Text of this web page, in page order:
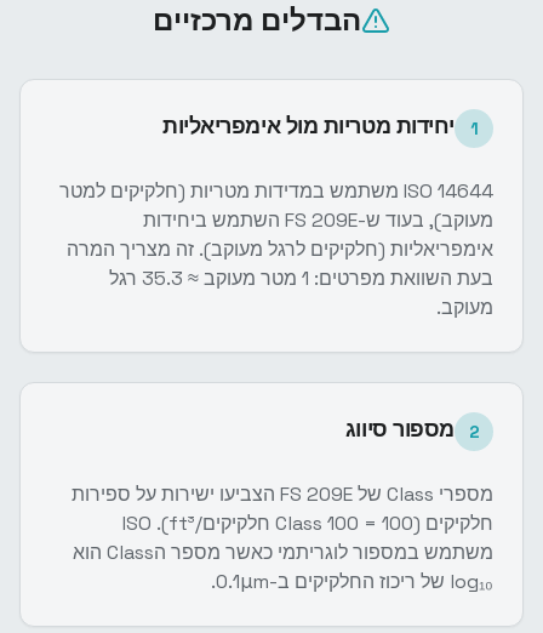
הבדלים מרכזיים
1 יחידות מטריות מול אימפריאליות
ISO 14644 משתמש במדידות מטריות (חלקיקים למטר
מעוקב), בעוד ש-FS 209E השתמש ביחידות
אימפריאליות (חלקיקים לרגל מעוקב). זה מצריך המרה
בעת השוואת מפרטים: 1 מטר מעוקב ≈ 35.3 רגל
מעוקב.
2 מספור סיווג
מספרי Class של FS 209E הצביעו ישירות על ספירות
חלקיקים (Class 100 = 100 חלקיקים/ft³). ISO
משתמש במספור לוגריתמי כאשר מספר הClass הוא
log₁₀ של ריכוז החלקיקים ב-0.1μm.